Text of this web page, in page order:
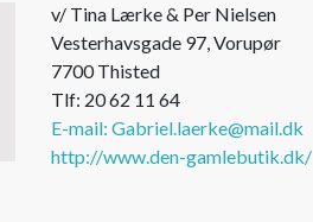
v/ Tina Lærke & Per Nielsen
Vesterhavsgade 97, Vorupør
7700 Thisted
Tlf: 20 62 11 64
E-mail: Gabriel.laerke@mail.dk
http://www.den-gamlebutik.dk/